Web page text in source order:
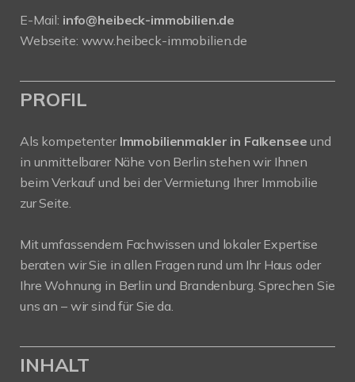
E-Mail: info@heibeck-immobilien.de
Webseite: www.heibeck-immobilien.de
PROFIL
Als kompetenter Immobilienmakler in Falkenseeund
in unmittelbarer Nähe von Berlin stehen wir Ihnen
beim Verkauf und bei der Vermietung Ihrer Immobilie
zur Seite.
Mit umfassendem Fachwissen und lokaler Expertise
beraten wir Sie in allen Fragen rund um Ihr Haus oder
Ihre Wohnung in Berlin und Brandenburg. Sprechen Sie
uns an – wir sind für Sie da.
INHALT